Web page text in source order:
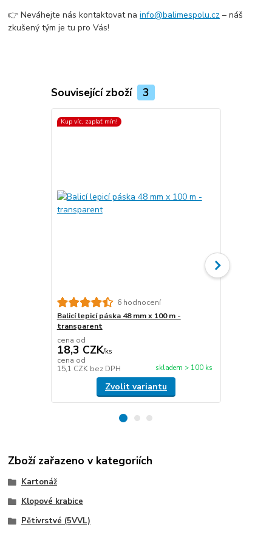
👉 Neváhejte nás kontaktovat nainfo@balimespolu.cz – náš
zkušený tým je tu pro Vás!
Související zboží 3
Kup víc, zaplať mín!
6 hodnocení
Balicí lepicí páska 48 mm x 100 m -
transparent
cena od
18,3 CZK/ks
cena od
15,1 CZK bez DPH skladem > 100 ks
Zvolit variantu
Zboží zařazeno v kategoriích
Kartonáž
Klopové krabice
Pětivrstvé (5VVL)